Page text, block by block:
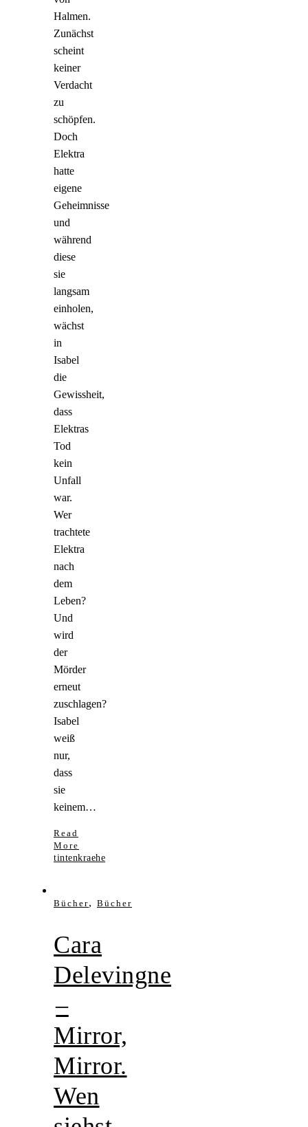
Halmen.
Zunächst
scheint
keiner
Verdacht
zu
schöpfen.
Doch
Elektra
hatte
eigene
Geheimnisse
und
während
diese
sie
langsam
einholen,
wächst
in
Isabel
die
Gewissheit,
dass
Elektras
Tod
kein
Unfall
war.
Wer
trachtete
Elektra
nach
dem
Leben?
Und
wird
der
Mörder
erneut
zuschlagen?
Isabel
weiß
nur,
dass
sie
keinem…
Read
More
tintenkraehe
Bücher, Bücher
Cara
Delevingne
–
Mirror,
Mirror.
Wen